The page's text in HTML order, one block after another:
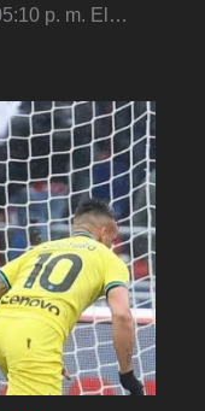
p. m. El…